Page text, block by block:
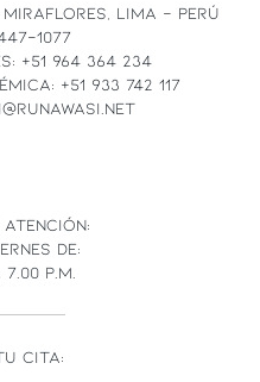
LIMA - PERÚ
1077
+51 964 364 234
+51 933 742 117
DE:
P.M.
CITA: